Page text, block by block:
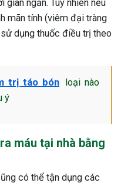
ngắn. Tuy nhiên nếu
mãn tính (viêm đại tràng
dụng thuốc điều trị theo
trị táo bón loại nào
ý
máu tại nhà bằng
có thể tận dụng các